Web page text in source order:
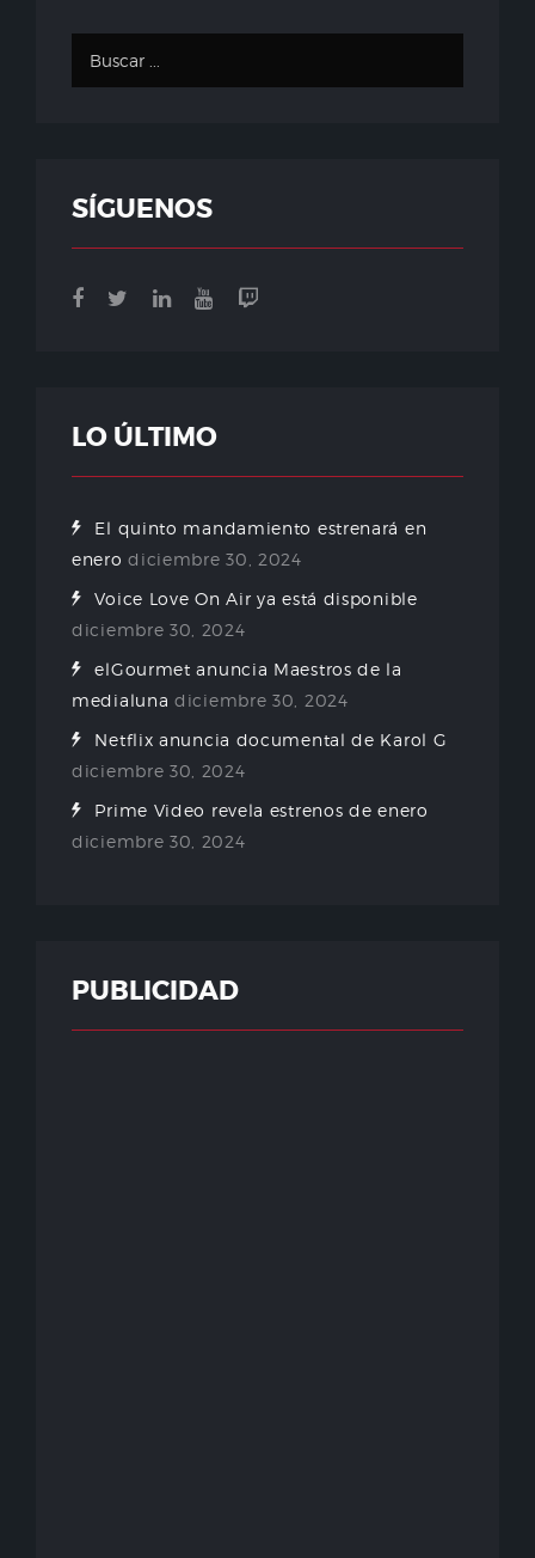
SÍGUENOS
LO ÚLTIMO
El quinto mandamiento estrenará en
enero diciembre 30, 2024
Voice Love On Air ya está disponible
diciembre 30, 2024
elGourmet anuncia Maestros de la
medialuna diciembre 30, 2024
Netflix anuncia documental de Karol G
diciembre 30, 2024
Prime Video revela estrenos de enero
diciembre 30, 2024
PUBLICIDAD